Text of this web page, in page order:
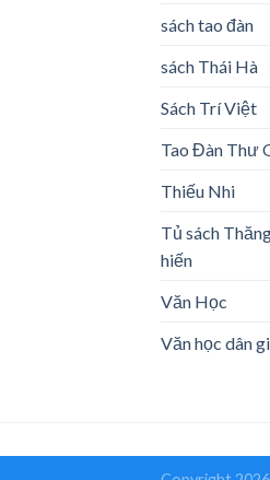
sách tao đàn
sách Thái Hà
Sách Trí Việt
Tao Đàn Thư
Thiếu Nhi
Tủ sách
hiến
Văn Học
Văn học dân